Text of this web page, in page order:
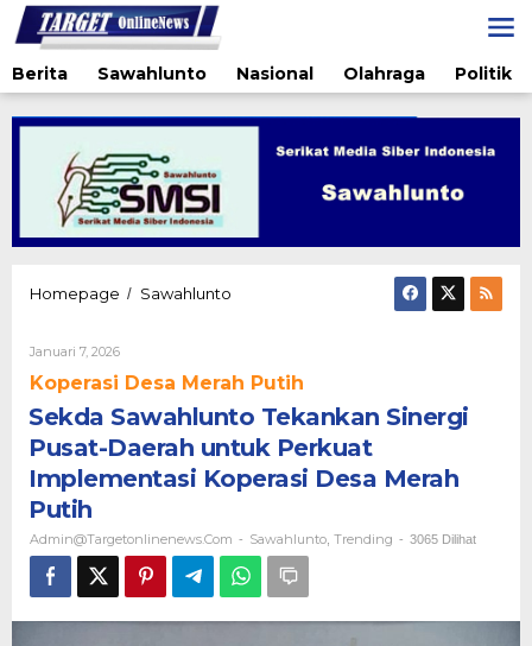
Lewati
ke
konten
Berita
Sawahlunto Nasional Olahraga Politik
Homepage / Sawahlunto
Pusat-
untuk
Perkuat
Koperasi
Putih
Januari 7, 2026Oleh
Koperasi Desa Merah Putih
Sekda Sawahlunto Tekankan Sinergi
Pusat-Daerah untuk Perkuat
Implementasi Koperasi Desa Merah
Putih
Admin@targetonlinenews.com - Sawahlunto Trending - 3065 Dilihat